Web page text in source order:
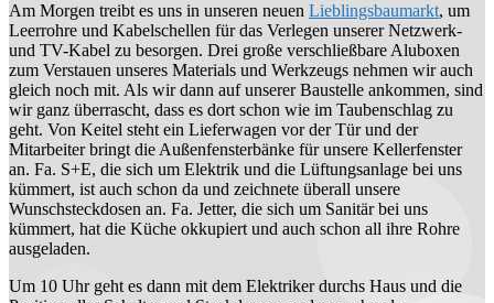
Am Morgen treibt es uns in unseren neuen Lieblingsbaumarkt, um
Leerrohre und Kabelschellen für das Verlegen unserer Netzwerk-
und TV-Kabel zu besorgen. Drei große verschließbare Aluboxen
zum Verstauen unseres Materials und Werkzeugs nehmen wir auch
gleich noch mit. Als wir dann auf unserer Baustelle ankommen, sind
wir ganz überrascht, dass es dort schon wie im Taubenschlag zu
geht. Von Keitel steht ein Lieferwagen vor der Tür und der
Mitarbeiter bringt die Außenfensterbänke für unsere Kellerfenster
an. Fa. S+E, die sich um Elektrik und die Lüftungsanlage bei uns
kümmert, ist auch schon da und zeichnete überall unsere
Wunschsteckdosen an. Fa. Jetter, die sich um Sanitär bei uns
kümmert, hat die Küche okkupiert und auch schon all ihre Rohre
ausgeladen.
Um 10 Uhr geht es dann mit dem Elektriker durchs Haus und die